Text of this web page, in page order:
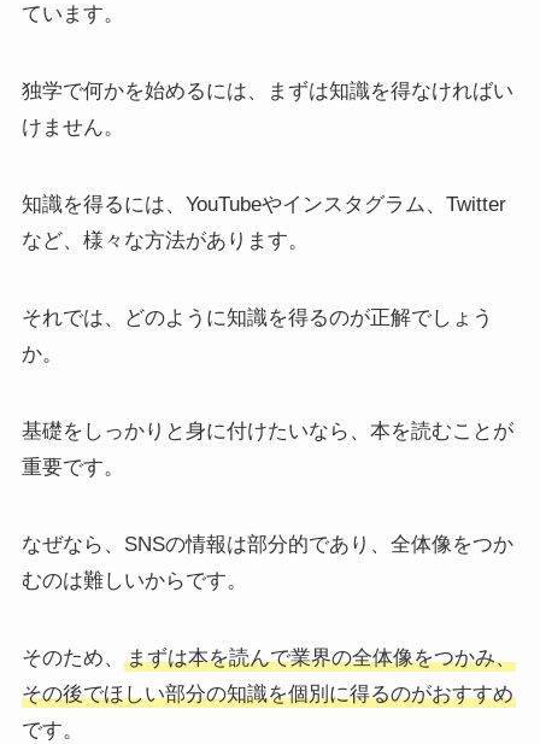
ています。
独学で何かを始めるには、まずは知識を得なければい
けません。
知識を得るには、YouTubeやインスタグラム、Twitter
など、様々な方法があります。
それでは、どのように知識を得るのが正解でしょう
か。
基礎をしっかりと身に付けたいなら、本を読むことが
重要です。
なぜなら、SNSの情報は部分的であり、全体像をつか
むのは難しいからです。
そのため、
まずは本を読んで業界の全体像をつかみ、
その後でほしい部分の知識を個別に得るのがおすすめ
です。